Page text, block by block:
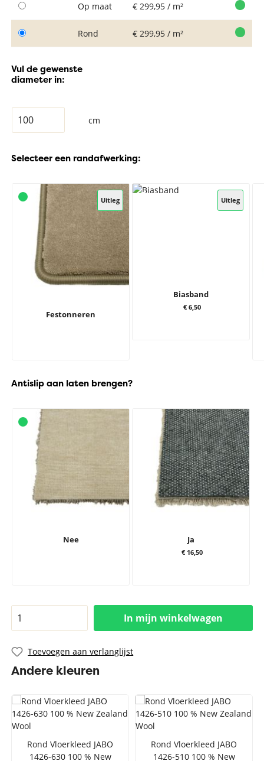
Op maat € 299,95 / m²
Rond € 299,95 / m²
Vul de gewenste
diameter in:
cm
Selecteer een randafwerking:
Uitleg
Festonneren
Uitleg
Biasband
€ 6,50
Antislip aan laten brengen?
Nee Ja
€ 16,50
In mijn winkelwagen
Toevoegen aan verlanglijst
Andere kleuren
Rond Vloerkleed JABO
1426-630 100 % New
Rond Vloerkleed JABO
1426-510 100 % New